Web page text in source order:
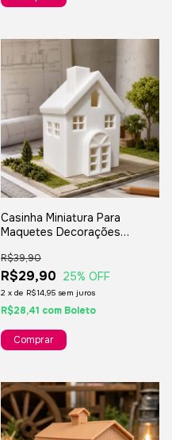
Casinha Miniatura Para
Maquetes Decorações
R$29,90
R$39,90
25% OFF
2 x de R$14,95 sem juros
R$28,41 com Boleto